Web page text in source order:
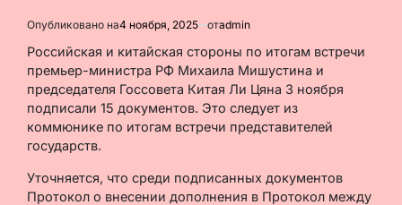
Опубликовано на4 ноября, 2025 отadmin
Российская и китайская стороны по итогам встречи
премьер-министра РФ Михаила Мишустина и
председателя Госсовета Китая Ли Цяна 3 ноября
подписали 15 документов. Это следует из
коммюнике по итогам встречи представителей
государств.
Уточняется, что среди подписанных документов
Протокол о внесении дополнения в Протокол между